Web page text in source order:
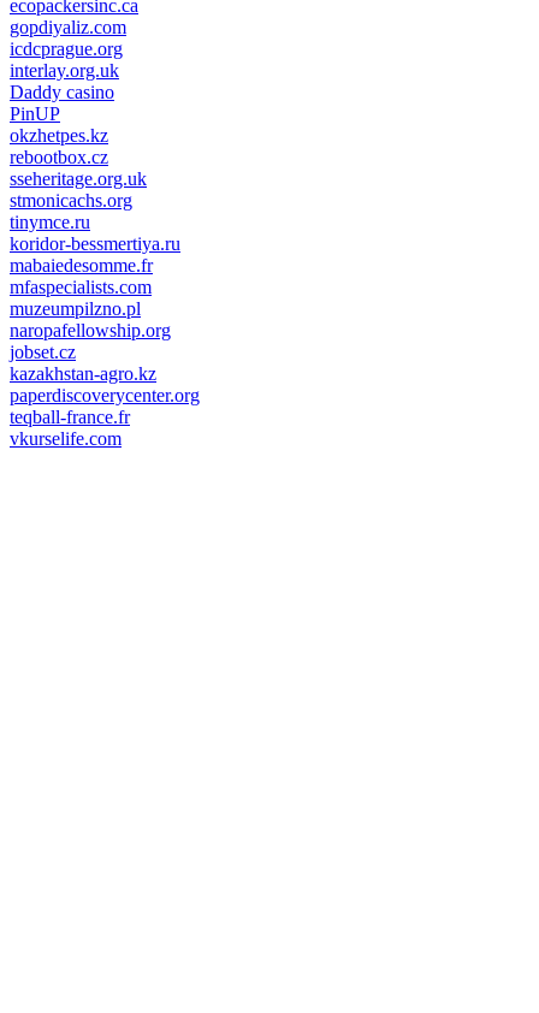
ecopackersinc.ca
gopdiyaliz.com
icdcprague.org
interlay.org.uk
Daddy casino
PinUP
okzhetpes.kz
rebootbox.cz
sseheritage.org.uk
stmonicachs.org
tinymce.ru
koridor-bessmertiya.ru
mabaiedesomme.fr
mfaspecialists.com
muzeumpilzno.pl
naropafellowship.org
jobset.cz
kazakhstan-agro.kz
paperdiscoverycenter.org
teqball-france.fr
vkurselife.com